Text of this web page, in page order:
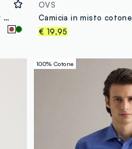
Camicia in puro cotone marrone regular fit
OVS
€ 19,95
100% Cotone